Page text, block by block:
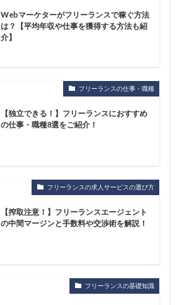
Webマーケターがフリーランスで稼ぐ方法
は？【平均年収や仕事を獲得する方法も紹
介】
フリーランスの仕事・職種
【独立できる！】フリーランスにおすすめ
の仕事・職種8選をご紹介！
フリーランスの求人サービスの選び方
【搾取注意！】フリーランスエージェント
の中間マージンと手数料や交渉術を解説！
フリーランスの基礎知識